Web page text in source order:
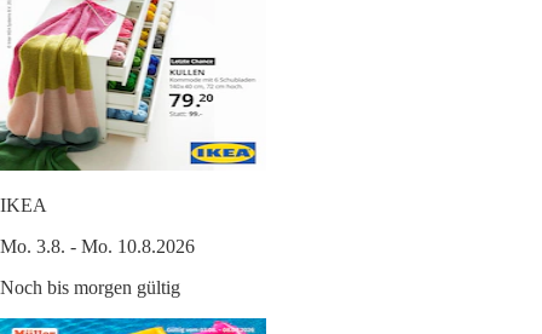
IKEA
Mo. 3.8. - Mo. 10.8.2026
Noch bis morgen gültig